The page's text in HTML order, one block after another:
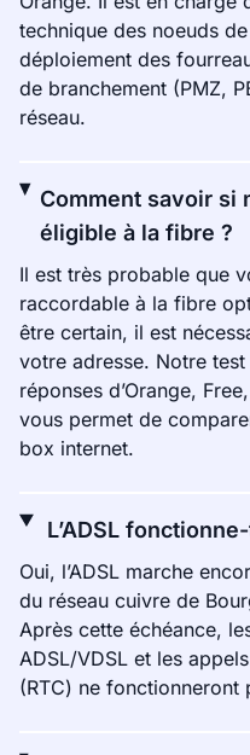
technique des noeuds
déploiement des
de branchement (PMZ,
réseau.
Comment savoir si
éligible à la fibre ?
Il est très probable que
raccordable à la fibre
être certain, il est
votre adresse. Notre
réponses d’Orange,
vous permet de
box internet.
L’ADSL
Oui, l’ADSL marche
du réseau cuivre de
Après cette échéance,
ADSL/VDSL et les
(RTC) ne fonctionneront